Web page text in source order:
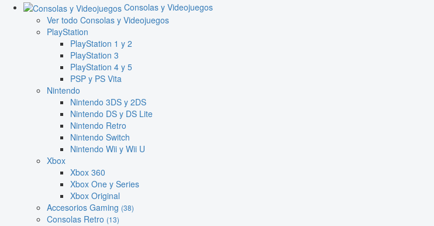
Consolas y Videojuegos
Ver todo Consolas y Videojuegos
PlayStation
PlayStation 1 y 2
PlayStation 3
PlayStation 4 y 5
PSP y PS Vita
Nintendo
Nintendo 3DS y 2DS
Nintendo DS y DS Lite
Nintendo Retro
Nintendo Switch
Nintendo Wii y Wii U
Xbox
Xbox 360
Xbox One y Series
Xbox Original
Accesorios Gaming (38)
Consolas Retro (13)